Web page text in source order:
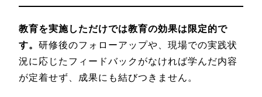
教育を実施しただけでは教育の効果は限定的で
す。 研修後のフォローアップや、現場での実践状
況に応じたフィードバックがなければ学んだ内容
が定着せず、成果にも結びつきません。